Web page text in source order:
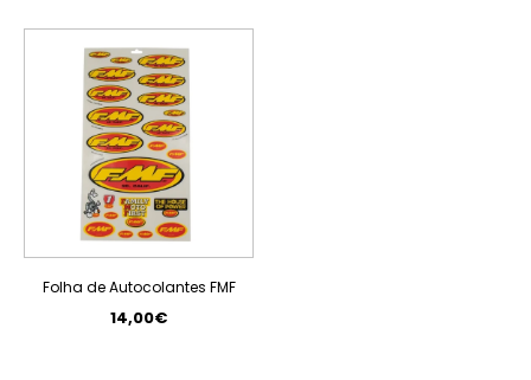
Folha de Autocolantes FMF
14,00€